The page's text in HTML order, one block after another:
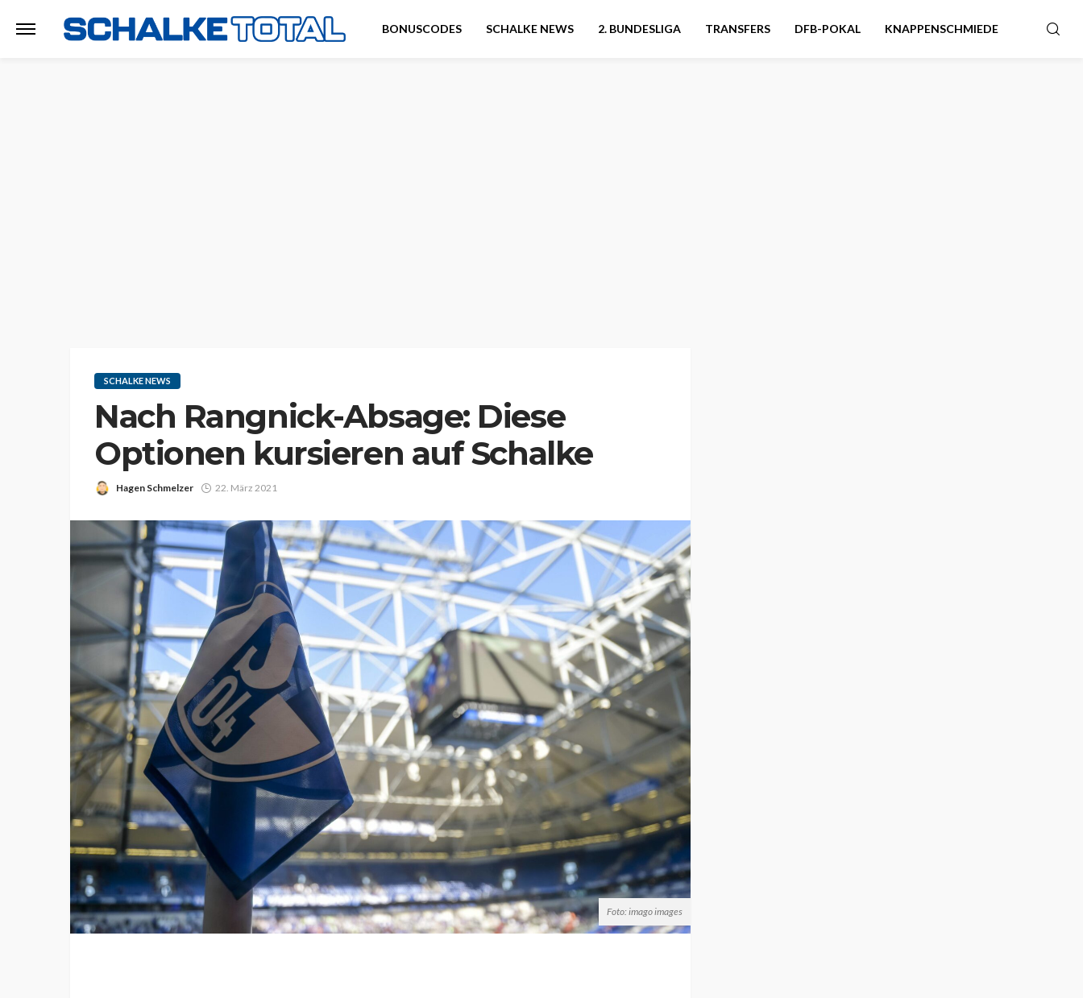
BONUSCODES SCHALKE NEWS 2. BUNDESLIGA TRANSFERS DFB-POKAL KNAPPENSCHMIEDE
SCHALKE NEWS
Nach Rangnick-Absage: Diese
Optionen kursieren auf Schalke
Hagen Schmelzer 22. März 2021
Foto: imago images